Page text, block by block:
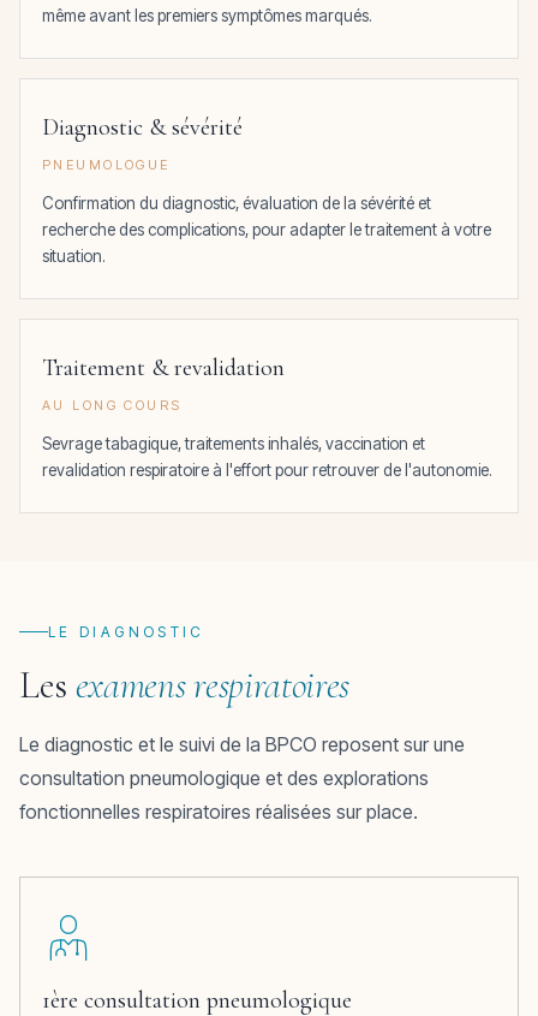
même avant les premiers symptômes marqués.
Diagnostic & sévérité
PNEUMOLOGUE
Confirmation du diagnostic, évaluation de la sévérité et
recherche des complications, pour adapter le traitement à votre
situation.
Traitement & revalidation
AU LONG COURS
Sevrage tabagique, traitements inhalés, vaccination et
revalidation respiratoire à l'effort pour retrouver de l'autonomie.
LE DIAGNOSTIC
Les examens respiratoires
Le diagnostic et le suivi de la BPCO reposent sur une
consultation pneumologique et des explorations
fonctionnelles respiratoires réalisées sur place.
1ère consultation pneumologique